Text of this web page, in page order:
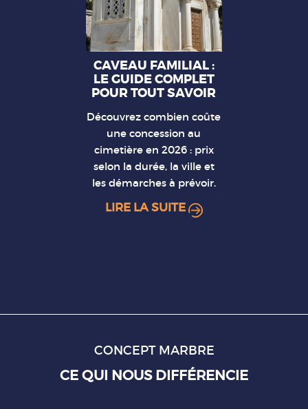
CAVEAU FAMILIAL :
LE GUIDE COMPLET
POUR TOUT SAVOIR
Découvrez combien coûte
une concession au
cimetière en 2026 : prix
selon la durée, la ville et
les démarches à prévoir.
LIRE LA SUITE
CONCEPT MARBRE
CE QUI NOUS DIFFÉRENCIE